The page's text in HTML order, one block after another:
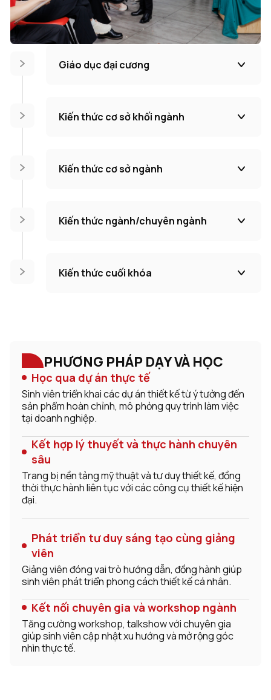
Giáo dục đại cương
Kiến thức cơ sở khối ngành
Kiến thức cơ sở ngành
Kiến thức ngành/chuyên ngành
Kiến thức cuối khóa
PHƯƠNG PHÁP DẠY VÀ HỌC
Học qua dự án thực tế
Sinh viên triển khai các dự án thiết kế từ ý tưởng đến
sản phẩm hoàn chỉnh, mô phỏng quy trình làm việc
tại doanh nghiệp.
Kết hợp lý thuyết và thực hành chuyên
sâu
Trang bị nền tảng mỹ thuật và tư duy thiết kế, đồng
thời thực hành liên tục với các công cụ thiết kế hiện
đại.
Phát triển tư duy sáng tạo cùng giảng
viên
Giảng viên đóng vai trò hướng dẫn, đồng hành giúp
sinh viên phát triển phong cách thiết kế cá nhân.
Kết nối chuyên gia và workshop ngành
Tăng cường workshop, talkshow với chuyên gia
giúp sinh viên cập nhật xu hướng và mở rộng góc
nhìn thực tế.